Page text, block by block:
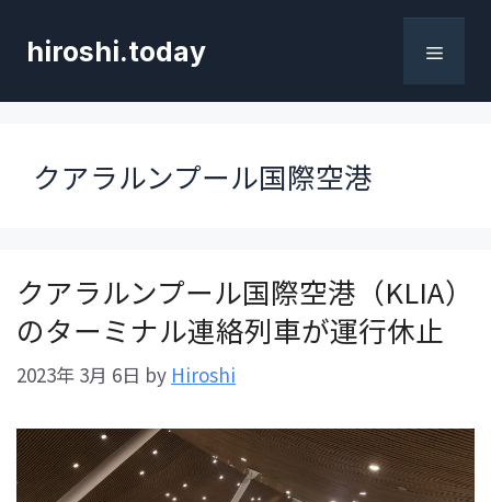
ン
hiroshi.today
ー
クアラルンプール国際空港
クアラルンプール国際空港（KLIA）
のターミナル連絡列車が運行休止
2023年 3月 6日 by Hiroshi